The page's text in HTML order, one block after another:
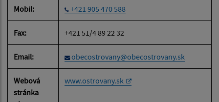
Mobil: +421 905 470 588
Fax: +421 51/4 89 22 32
Email: obecostrovany@obecostrovany.sk
Webová
stránka
www.ostrovany.sk